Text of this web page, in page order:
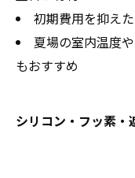
初期費用を抑え
夏場の室内温度
もおすすめ
シリコン・フッ素・